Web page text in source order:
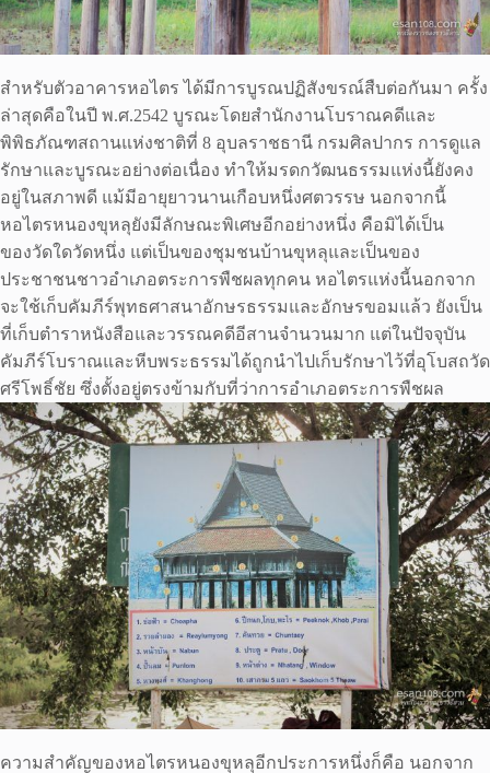
สำหรับตัวอาคารหอไตร ได้มีการบูรณปฏิสังขรณ์สืบต่อกันมา ครั้ง
ล่าสุดคือในปี พ.ศ.2542 บูรณะโดยสำนักงานโบราณคดีและ
พิพิธภัณฑสถานแห่งชาติที่ 8 อุบลราชธานี กรมศิลปากร การดูแล
รักษาและบูรณะอย่างต่อเนื่อง ทำให้มรดกวัฒนธรรมแห่งนี้ยังคง
อยู่ในสภาพดี แม้มีอายุยาวนานเกือบหนึ่งศตวรรษ นอกจากนี้
หอไตรหนองขุหลุยังมีลักษณะพิเศษอีกอย่างหนึ่ง คือมิได้เป็น
ของวัดใดวัดหนึ่ง แต่เป็นของชุมชนบ้านขุหลุและเป็นของ
ประชาชนชาวอำเภอตระการพืชผลทุกคน หอไตรแห่งนี้นอกจาก
จะใช้เก็บคัมภีร์พุทธศาสนาอักษรธรรมและอักษรขอมแล้ว ยังเป็น
ที่เก็บตำราหนังสือและวรรณคดีอีสานจำนวนมาก แต่ในปัจจุบัน
คัมภีร์โบราณและหีบพระธรรมได้ถูกนำไปเก็บรักษาไว้ที่อุโบสถวัด
ศรีโพธิ์ชัย ซึ่งตั้งอยู่ตรงข้ามกับที่ว่าการอำเภอตระการพืชผล
ความสำคัญของหอไตรหนองขุหลุอีกประการหนึ่งก็คือ นอกจาก